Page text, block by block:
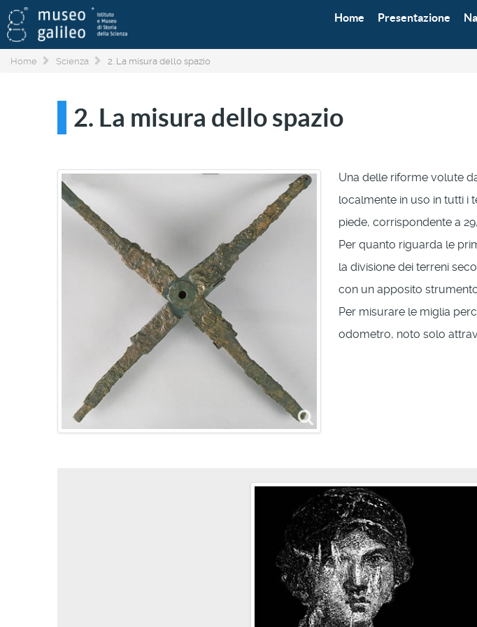
Home Presentazione
Home Scienza 2. La misura dello spazio
2. La misura dello spazio
Una delle riforme volute
localmente in uso in tutti i
piede, corrispondente a
Per quanto riguarda le
la divisione dei terreni
con un apposito
Per misurare le miglia
odometro, noto solo